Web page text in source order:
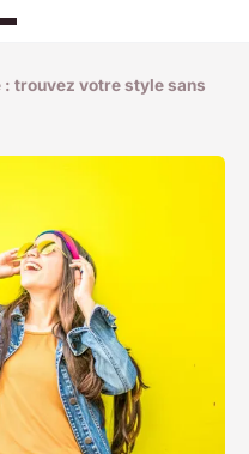
trouvez votre style sans